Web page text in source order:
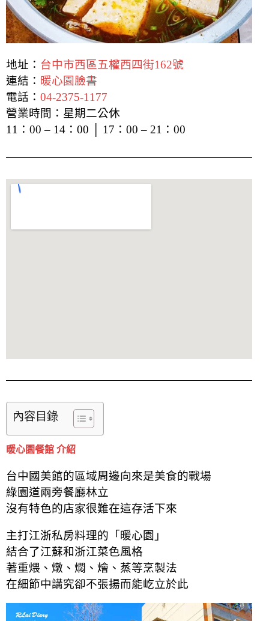
地址： 台中市西區五權西四街162號
連結： 暖心園臉書
電話： 04-2375-1177
營業時間：星期二公休
11：00 – 14：00 │ 17：00 – 21：00
內容目錄
暖心園餐館 介紹
台中國美館的區域周邊向來是美食的戰場
綠園道兩旁餐廳林立
沒有特色的店家很難在這存活下來
主打江浙私房料理的「暖心園」
結合了江蘇和浙江菜色風格
著重煨、燉、燜、燴、蒸等烹製法
在細節中講究卻不張揚而能屹立於此